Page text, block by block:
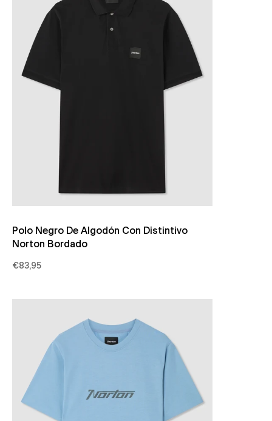
Polo Negro De Algodón Con Distintivo
Norton Bordado
€83,95